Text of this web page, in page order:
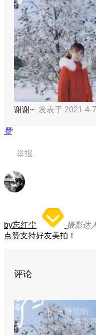
谢谢~ 发表于 2021-4-
赞
举报
by忘红尘 摄影达
点赞支持好友美拍！
评论